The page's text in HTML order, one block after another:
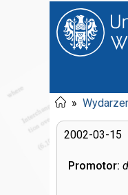
»
2002-03-15
Promotor: